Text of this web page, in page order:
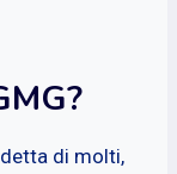
di molti,